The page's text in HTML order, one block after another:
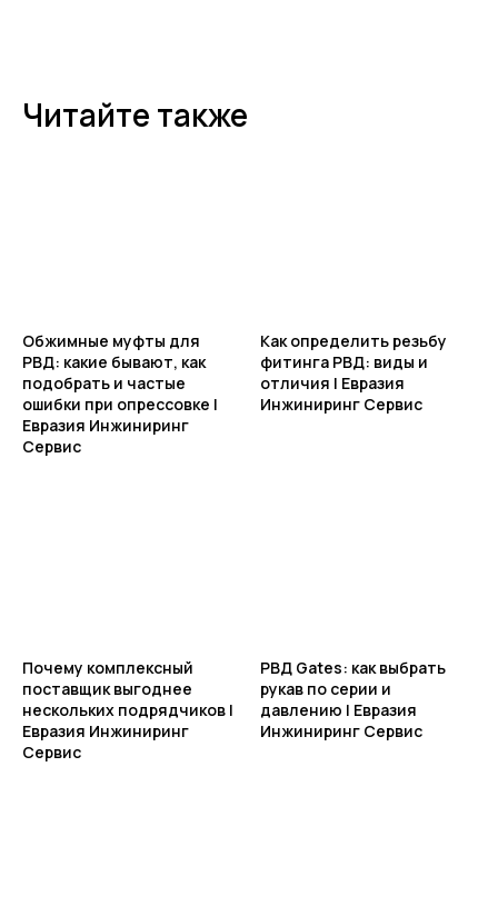
Читайте также
Обжимные муфты для
РВД: какие бывают, как
подобрать и частые
ошибки при опрессовке |
Евразия Инжиниринг
Сервис
Как определить резьбу
фитинга РВД: виды и
отличия | Евразия
Инжиниринг Сервис
Почему комплексный
поставщик выгоднее
нескольких подрядчиков |
Евразия Инжиниринг
Сервис
РВД Gates: как выбрать
рукав по серии и
давлению | Евразия
Инжиниринг Сервис
+7
© Евразия Инжиниринг
Сервис 2022-2026 Разработка сайта